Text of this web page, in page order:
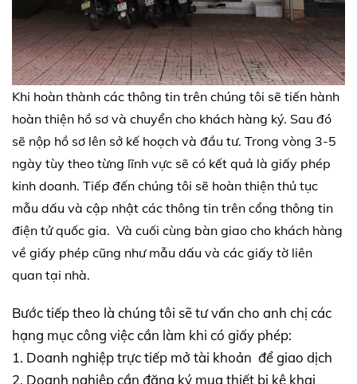
Khi hoàn thành các thông tin trên chúng tôi sẽ tiến hành
hoàn thiện hồ sơ và chuyển cho khách hàng ký. Sau đó
sẽ nộp hồ sơ lên sở kế hoạch và đầu tư. Trong vòng 3-5
ngày tùy theo từng lĩnh vực sẽ có kết quả là giấy phép
kinh doanh. Tiếp đến chúng tôi sẽ hoàn thiện thủ tục
mẫu dấu và cập nhật các thông tin trên cổng thông tin
điện tử quốc gia. Và cuối cùng bàn giao cho khách hàng
về giấy phép cũng như mẫu dấu và các giấy tờ liên
quan tại nhà.
Bước tiếp theo là chúng tôi sẽ tư vấn cho anh chị các
hạng mục công việc cần làm khi có giấy phép:
1. Doanh nghiệp trực tiếp mở tài khoản để giao dịch
2. Doanh nghiệp cần đăng ký mua thiết bị kê khai